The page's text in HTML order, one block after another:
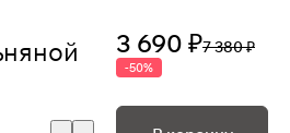
3 690 ₽7 380 ₽
-50%